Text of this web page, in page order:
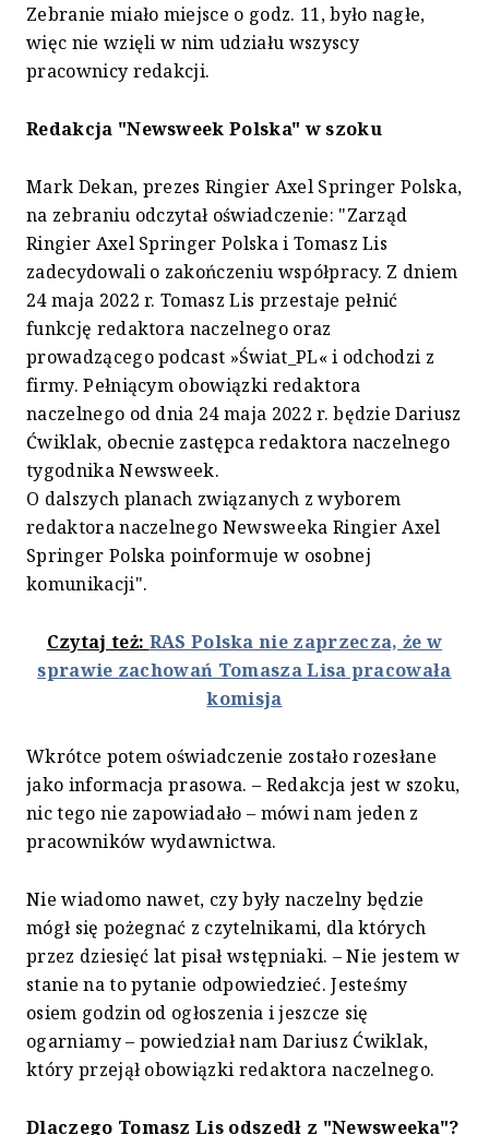
Zebranie miało miejsce o godz. 11, było nagłe,
więc nie wzięli w nim udziału wszyscy
pracownicy redakcji.
Redakcja "Newsweek Polska" w szoku
Mark Dekan, prezes Ringier Axel Springer Polska,
na zebraniu odczytał oświadczenie: "Zarząd
Ringier Axel Springer Polska i Tomasz Lis
zadecydowali o zakończeniu współpracy. Z dniem
24 maja 2022 r. Tomasz Lis przestaje pełnić
funkcję redaktora naczelnego oraz
prowadzącego podcast »Świat_PL« i odchodzi z
firmy. Pełniącym obowiązki redaktora
naczelnego od dnia 24 maja 2022 r. będzie Dariusz
Ćwiklak, obecnie zastępca redaktora naczelnego
tygodnika Newsweek.
O dalszych planach związanych z wyborem
redaktora naczelnego Newsweeka Ringier Axel
Springer Polska poinformuje w osobnej
komunikacji".
Czytaj też: RAS Polska nie zaprzecza, że w
sprawie zachowań Tomasza Lisa pracowała
komisja
Wkrótce potem oświadczenie zostało rozesłane
jako informacja prasowa. – Redakcja jest w szoku,
nic tego nie zapowiadało – mówi nam jeden z
pracowników wydawnictwa.
Nie wiadomo nawet, czy były naczelny będzie
mógł się pożegnać z czytelnikami, dla których
przez dziesięć lat pisał wstępniaki. – Nie jestem w
stanie na to pytanie odpowiedzieć. Jesteśmy
osiem godzin od ogłoszenia i jeszcze się
ogarniamy – powiedział nam Dariusz Ćwiklak,
który przejął obowiązki redaktora naczelnego.
Dlaczego Tomasz Lis odszedł z "Newsweeka"?